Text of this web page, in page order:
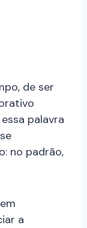
de ser
palavra
no padrão,
a